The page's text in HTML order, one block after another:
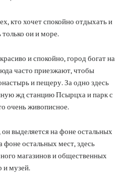
кто хочет спокойно отдыхать и
только ои и море.
и спокойно, город богат на
часто приезжают, чтобы
и пещеру. За одно здесь
жд станцию Псырцха и парк с
очень живописное.
выделяется на фоне остальных
фоне остальных мест, здесь
магазинов и общественных
и музей.